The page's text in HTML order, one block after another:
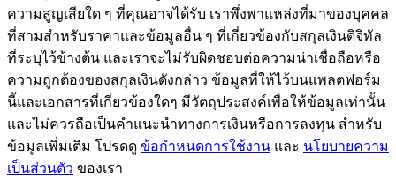
กิจกรรมเพิ่มเติม
รับรางวัลและสิทธิพิเศษสุดพิเศษ
ความสูญเสียใด ๆ ที่คุณอาจได้รับ เราพึ่งพาแหล่งที่มาของบุคคล
ที่สามสำหรับราคาและข้อมูลอื่น ๆ ที่เกี่ยวข้องกับสกุลเงินดิจิทัล
ที่ระบุไว้ข้างต้น และเราจะไม่รับผิดชอบต่อความน่าเชื่อถือหรือ
ความถูกต้องของสกุลเงินดังกล่าว ข้อมูลที่ให้ไว้บนแพลตฟอร์ม
นี้และเอกสารที่เกี่ยวข้องใดๆ มีวัตถุประสงค์เพื่อให้ข้อมูลเท่านั้น
และไม่ควรถือเป็นคำแนะนำทางการเงินหรือการลงทุน สำหรับ
ข้อมูลเพิ่มเติม โปรดดู ข้อกำหนดการใช้งาน และ นโยบายความ
เป็นส่วนตัว ของเรา